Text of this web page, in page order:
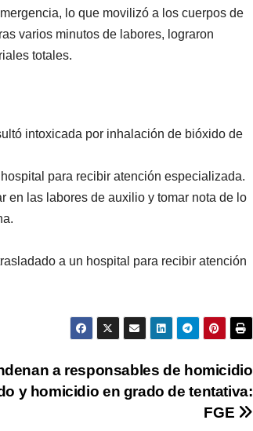
lo que movilizó a los cuerpos de
varios minutos de labores, lograron
totales.
intoxicada por inhalación de bióxido de
para recibir atención especializada.
en las labores de auxilio y tomar nota de lo
a un hospital para recibir atención
a responsables de homicidio
y homicidio en grado de tentativa:
FGE